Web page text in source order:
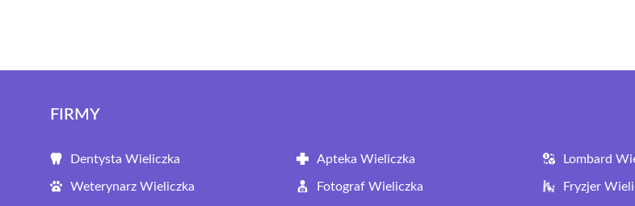
FIRMY
Dentysta Wieliczka Apteka Wieliczka Lombard
Weterynarz Wieliczka Fotograf Wieliczka Fryzjer